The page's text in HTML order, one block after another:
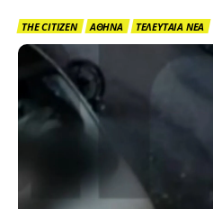
THE CITIZEN ΑΘΗΝΑ ΤΕΛΕΥΤΑΙΑ ΝΕΑ